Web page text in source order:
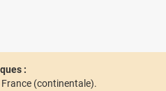
:
France (continentale).